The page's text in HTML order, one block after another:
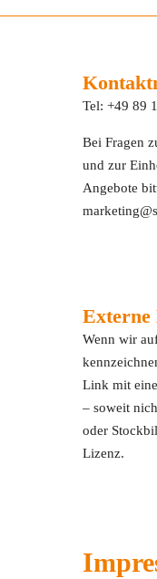
Tel: +49 89
Bei Fragen
und zur
Angebote
Wenn wir
Link mit
– soweit
oder
Lizenz.